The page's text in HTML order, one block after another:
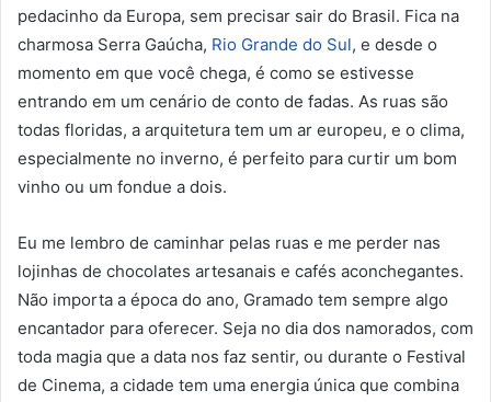
pedacinho da Europa, sem precisar sair do Brasil. Fica na
charmosa Serra Gaúcha, Rio Grande do Sul, e desde o
momento em que você chega, é como se estivesse
entrando em um cenário de conto de fadas. As ruas são
todas floridas, a arquitetura tem um ar europeu, e o clima,
especialmente no inverno, é perfeito para curtir um bom
vinho ou um fondue a dois.
Eu me lembro de caminhar pelas ruas e me perder nas
lojinhas de chocolates artesanais e cafés aconchegantes.
Não importa a época do ano, Gramado tem sempre algo
encantador para oferecer. Seja no dia dos namorados, com
toda magia que a data nos faz sentir, ou durante o Festival
de Cinema, a cidade tem uma energia única que combina